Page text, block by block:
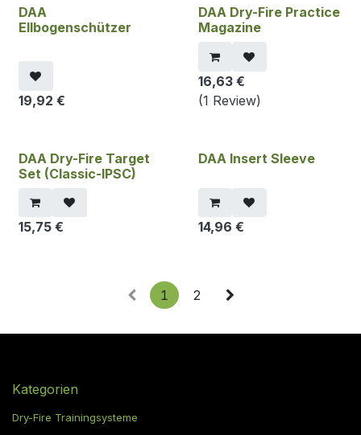
DAA
Ellbogenschützer
19,92 €
DAA Dry-Fire Practice
Magazine
16,63€
(1 Review)
DAA Dry-Fire Target
Set (Classic-IPSC)
15,75 €
DAA Insert Sleeve
14,96 €
1 2
Kategorien
Dry-Fire Trainingsysteme